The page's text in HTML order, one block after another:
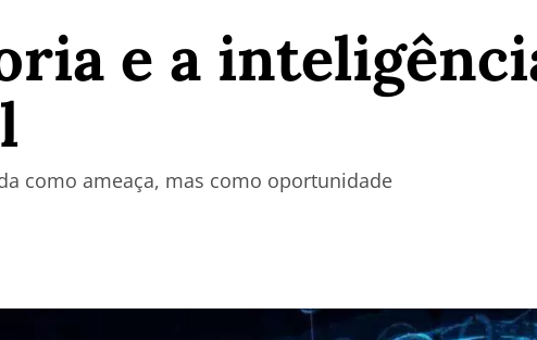
e a
como ameaça, mas como oportunidade